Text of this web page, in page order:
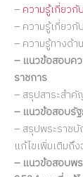
– ความรู้เกี่ยว
– ความรู้เกี่ยวกั
– ความรู้ทางด้า
– แนวข้อสอบค
ราชการ
– สรุปสาระสำ
– แนวข้อสอบรั
– สรุปพระราช
แก้ไขเพิ่มเติมถึ
– แนวข้อสอบพ